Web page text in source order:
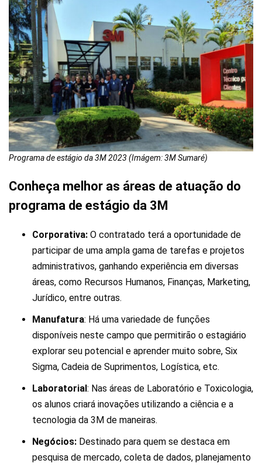
Programa de estágio da 3M 2023 (Imágem: 3M Sumaré)
Conheça melhor as áreas de atuação do
programa de estágio da 3M
Corporativa: O contratado terá a oportunidade de
participar de uma ampla gama de tarefas e projetos
administrativos, ganhando experiência em diversas
áreas, como Recursos Humanos, Finanças, Marketing,
Jurídico, entre outras.
Manufatura: Há uma variedade de funções
disponíveis neste campo que permitirão o estagiário
explorar seu potencial e aprender muito sobre, Six
Sigma, Cadeia de Suprimentos, Logística, etc.
Laboratorial : Nas áreas de Laboratório e Toxicologia,
os alunos criará inovações utilizando a ciência e a
tecnologia da 3M de maneiras.
Negócios: Destinado para quem se destaca em
pesquisa de mercado, coleta de dados, planejamento